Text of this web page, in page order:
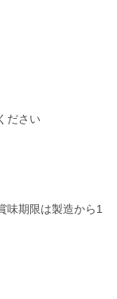
ださい
味期限は製造から1